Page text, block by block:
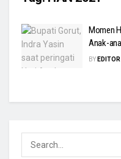
Momen
Anak-
BY EDITOR